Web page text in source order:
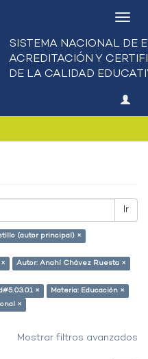
Ir
(autor principal) ×
Autor: Anahí Chávez Ruesta ×
×
Materia: Educación ×
×
Mostrar filtros avanzados